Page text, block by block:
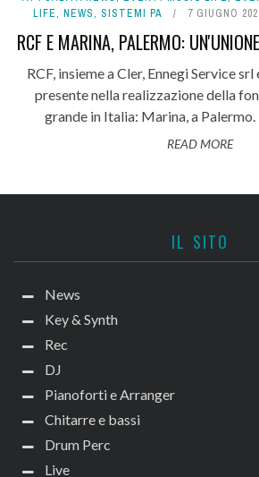
LIFE, NEWS, SISTEMI PA 7 GIUGNO
RCF E MARINA, PALERMO:
RCF, insieme a Cler, Ennegi Service
presente nella realizzazione della
grande in Italia: Marina, a Palermo.
READ MORE
IL SITO
News
Key & Synth
Rec
DJ
Pianoforti e Arranger
Chitarre e bassi
Drum Perc
Live